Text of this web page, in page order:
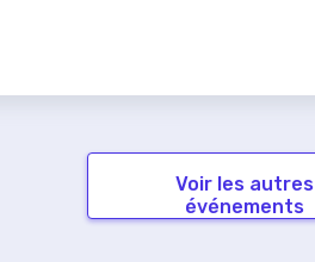
Voir les autres
événements